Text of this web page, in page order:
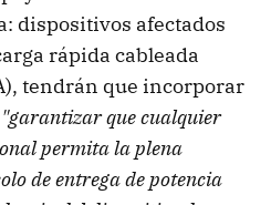
dispositivos afectados
rápida cableada
tendrán que incorporar
"garantizar que cualquier
permita la plena
de entrega de potencia